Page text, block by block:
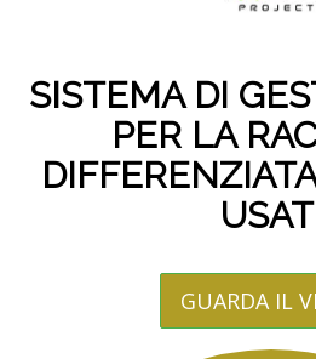
SISTEMA DI
PER LA
GUARDA IL